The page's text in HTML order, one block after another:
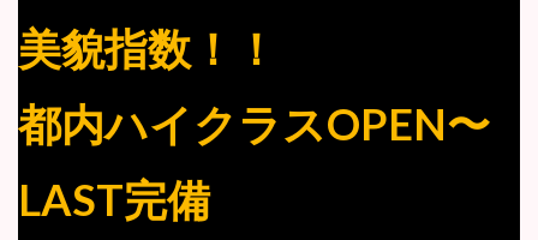
美貌指数！！
都内ハイクラスOPEN〜
LAST完備